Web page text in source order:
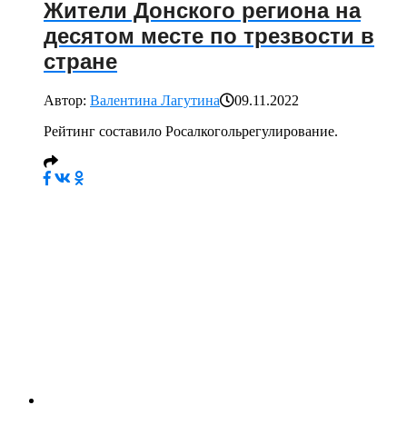
Жители Донского региона на
десятом месте по трезвости в
стране
Автор: Валентина Лагутина
09.11.2022
Рейтинг составило Росалкогольрегулирование.